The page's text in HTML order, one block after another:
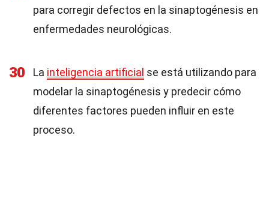
para corregir defectos en la sinaptogénesis en
enfermedades neurológicas.
30 La inteligencia artificial se está utilizando para
modelar la sinaptogénesis y predecir cómo
diferentes factores pueden influir en este
proceso.